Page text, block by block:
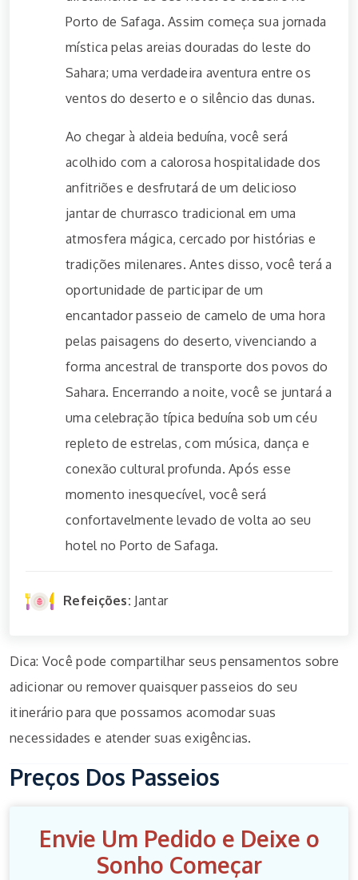
Porto de Safaga. Assim começa sua jornada
mística pelas areias douradas do leste do
Sahara; uma verdadeira aventura entre os
ventos do deserto e o silêncio das dunas.
Ao chegar à aldeia beduína, você será
acolhido com a calorosa hospitalidade dos
anfitriões e desfrutará de um delicioso
jantar de churrasco tradicional em uma
atmosfera mágica, cercado por histórias e
tradições milenares. Antes disso, você terá a
oportunidade de participar de um
encantador passeio de camelo de uma hora
pelas paisagens do deserto, vivenciando a
forma ancestral de transporte dos povos do
Sahara. Encerrando a noite, você se juntará a
uma celebração típica beduína sob um céu
repleto de estrelas, com música, dança e
conexão cultural profunda. Após esse
momento inesquecível, você será
confortavelmente levado de volta ao seu
hotel no Porto de Safaga.
Refeições: Jantar
Dica: Você pode compartilhar seus pensamentos sobre
adicionar ou remover quaisquer passeios do seu
itinerário para que possamos acomodar suas
necessidades e atender suas exigências.
Preços Dos Passeios
Envie Um Pedido e Deixe o
Sonho Começar